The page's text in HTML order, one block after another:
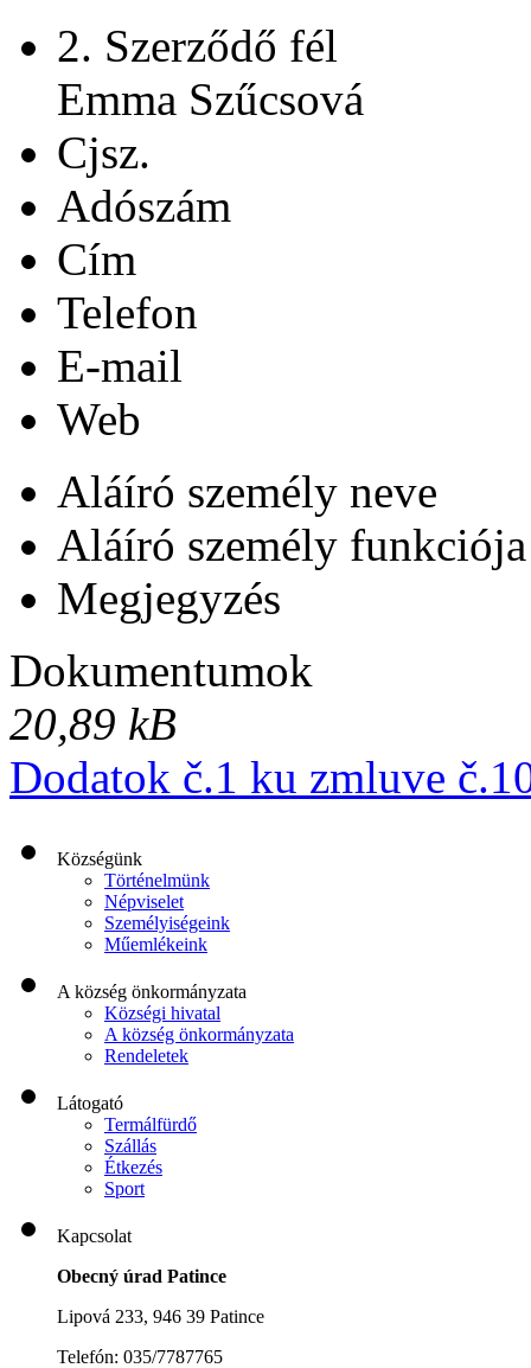
2. Szerződő fél
Emma Szűcsová
Cjsz.
Adószám
Cím
Telefon
E-mail
Web
Aláíró személy neve
Aláíró személy funkciója
Megjegyzés
Dokumentumok
20,89 kB
Dodatok č.1 ku zmluve
Községünk
Történelmünk
Népviselet
Személyiségeink
Műemlékeink
A község önkormányzata
Községi hivatal
A község önkormányzata
Rendeletek
Látogató
Termálfürdő
Szállás
Étkezés
Sport
Kapcsolat
Obecný úrad Patince
Lipová 233, 946 39 Patince
Telefón: 035/7787765